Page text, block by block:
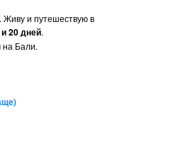
и путешествую в
20 дней.
на Бали.